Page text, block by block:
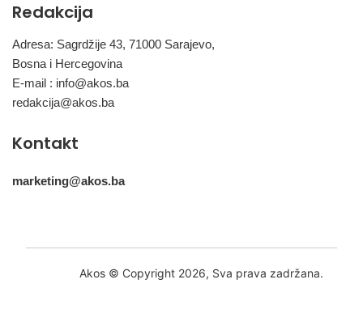
Redakcija
Adresa: Sagrdžije 43, 71000 Sarajevo,
Bosna i Hercegovina
E-mail : info@akos.ba
redakcija@akos.ba
Kontakt
marketing@akos.ba
Akos © Copyright 2026, Sva prava zadržana.